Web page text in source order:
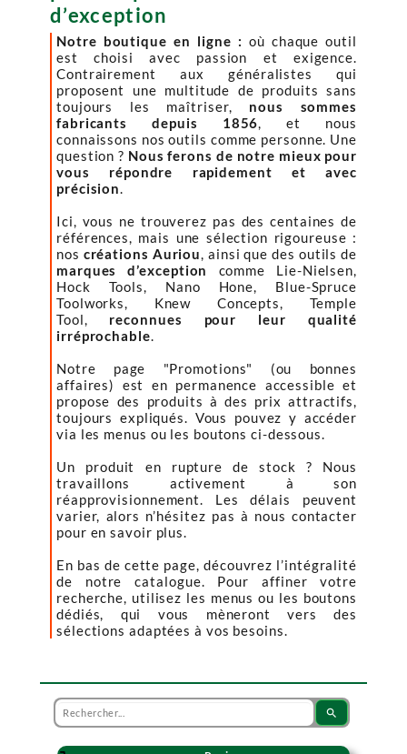
d’exception
Notre boutique en ligne : où chaque outil
est choisi avec passion et exigence.
Contrairement aux généralistes qui
proposent une multitude de produits sans
toujours les maîtriser, nous sommes
fabricants depuis 1856, et nous
connaissons nos outils comme personne. Une
question ? Nous ferons de notre mieux pour
vous répondre rapidement et avec
précision.
Ici, vous ne trouverez pas des centaines de
références, mais une sélection rigoureuse :
nos créations Auriou, ainsi que des outils de
marques d’exception
comme Lie-Nielsen,
Hock Tools, Nano Hone, Blue-Spruce
Toolworks, Knew Concepts, Temple
Tool, reconnues pour leur qualité
irréprochable.
Notre page "Promotions" (ou bonnes
affaires) est en permanence accessible et
propose des produits à des prix attractifs,
toujours expliqués. Vous pouvez y accéder
via les menus ou les boutons ci-dessous.
Un produit en rupture de stock ? Nous
travaillons activement à son
réapprovisionnement. Les délais peuvent
varier, alors n’hésitez pas à nous contacter
pour en savoir plus.
En bas de cette page, découvrez l’intégralité
de notre catalogue. Pour affiner votre
recherche, utilisez les menus ou les boutons
dédiés, qui vous mèneront vers des
sélections adaptées à vos besoins.
search